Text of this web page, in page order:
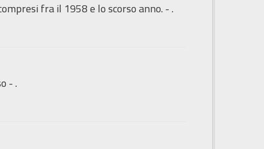
fra il 1958 e lo scorso anno. - .
- .